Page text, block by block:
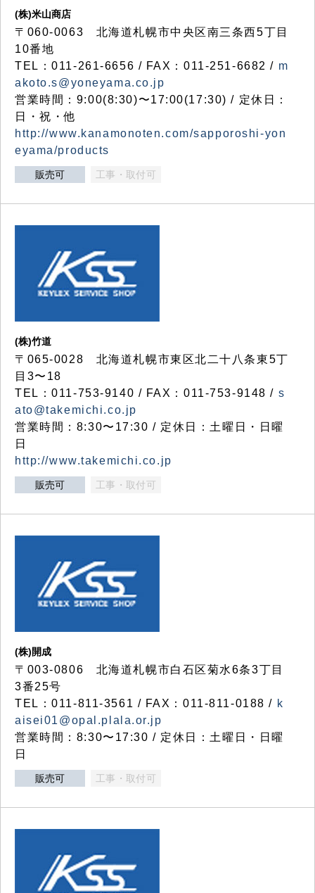
(株)米山商店
〒060-0063 北海道札幌市中央区南三条西5丁目
10番地
TEL：011-261-6656 / FAX：011-251-6682 / m
akoto.s@yoneyama.co.jp
営業時間：9:00(8:30)〜17:00(17:30) / 定休日：
日・祝・他
http://www.kanamonoten.com/sapporoshi-yon
eyama/products
販売可 工事・取付可
(株)竹道
〒065-0028 北海道札幌市東区北二十八条東5丁
目3〜18
TEL：011-753-9140 / FAX：011-753-9148 / s
ato@takemichi.co.jp
営業時間：8:30〜17:30 / 定休日：土曜日・日曜
日
http://www.takemichi.co.jp
販売可 工事・取付可
(株)開成
〒003-0806 北海道札幌市白石区菊水6条3丁目
3番25号
TEL：011-811-3561 / FAX：011-811-0188 / k
aisei01@opal.plala.or.jp
営業時間：8:30〜17:30 / 定休日：土曜日・日曜
日
販売可 工事・取付可